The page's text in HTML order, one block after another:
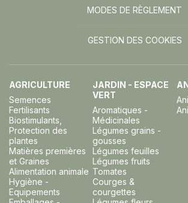
MODES DE RÈGLEMENT
GESTION DES COOKIES
AGRICULTURE
Semences
Fertilisants
Biostimulants,
Protection des
plantes
Matières premières
et Graines
Alimentation animale
Hygiène -
Equipements
JARDIN - ESPACE
VERT
Aromatiques -
Médicinales
Légumes grains -
gousses
Légumes feuilles
Légumes fruits
Tomates
Courges &
courgettes